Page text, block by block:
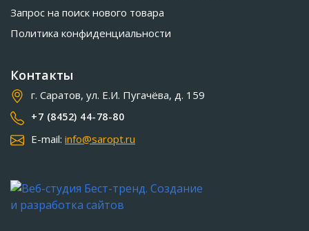
Запрос на поиск нового товара
Политика конфиденциальности
Контакты
г. Саратов, ул. Е.И. Пугачёва, д. 159
+7 (8452) 44-78-80
E-mail: info@saropt.ru